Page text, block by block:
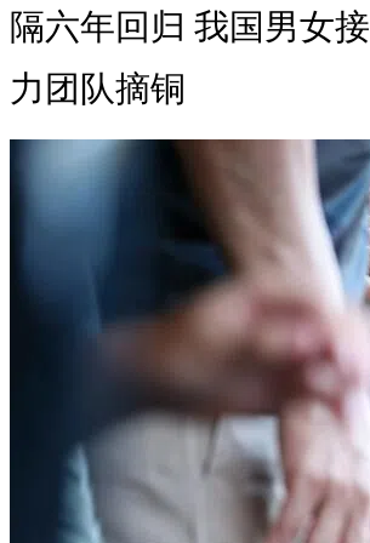
隔六年回归 我国男女接
力团队摘铜